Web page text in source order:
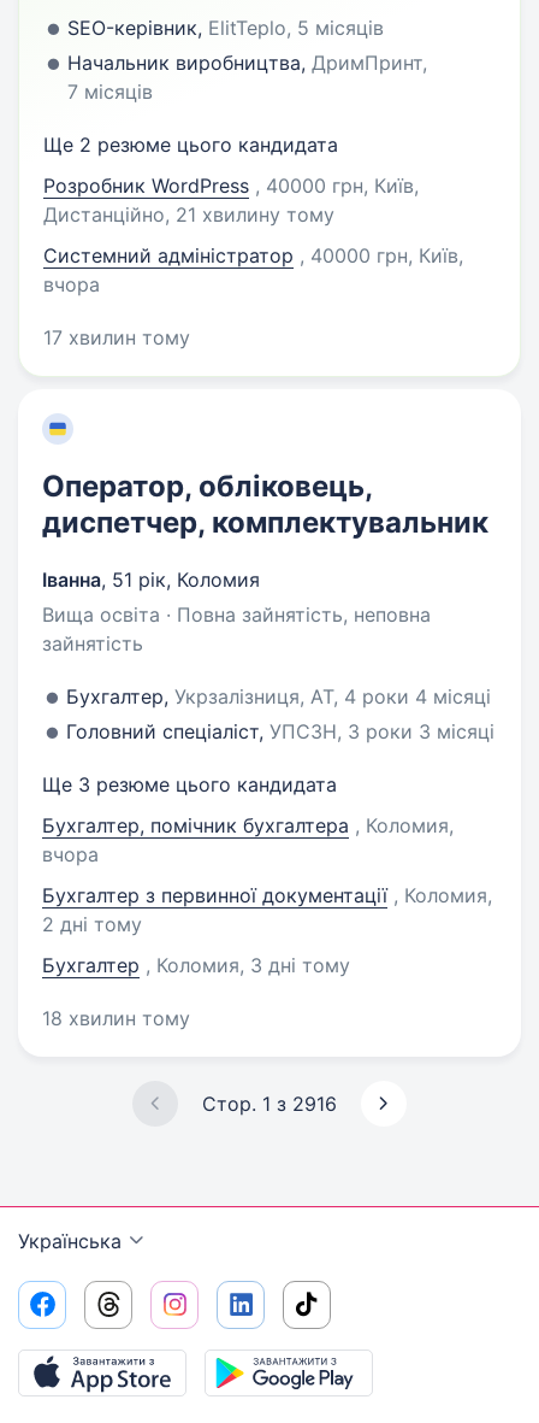
SEO-керівник, ElitTeplo, 5 місяців
Начальник виробництва, ДримПринт,
7 місяців
Ще 2 резюме цього кандидата
Розробник WordPress , 40000 грн, Київ,
Дистанційно, 21 хвилину тому
Системний адміністратор , 40000 грн, Київ,
вчора
17 хвилин тому
Оператор, обліковець,
диспетчер, комплектувальник
Іванна, 51 рік, Коломия
Вища освіта · Повна зайнятість, неповна
зайнятість
Бухгалтер, Укрзалізниця, АТ, 4 роки 4 місяці
Головний спеціаліст, УПСЗН, 3 роки 3 місяці
Ще 3 резюме цього кандидата
Бухгалтер, помічник бухгалтера , Коломия,
вчора
Бухгалтер з первинної документації , Коломия,
2 дні тому
Бухгалтер , Коломия, 3 дні тому
18 хвилин тому
Стор. 1 з 2916
Українська